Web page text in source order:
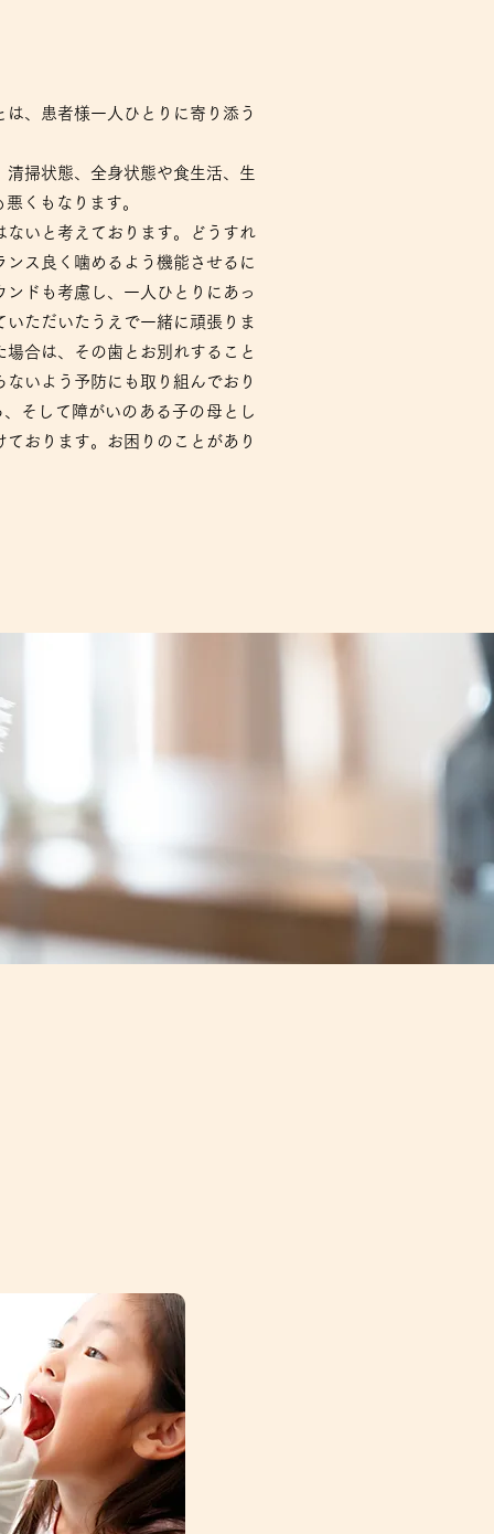
、患者様一人ひとりに寄り添う
掃状態、全身状態や食生活、生
くもなります。
いと考えております。どうすれ
ス良く噛めるよう機能させるに
ドも考慮し、一人ひとりにあっ
ただいたうえで一緒に頑張りま
合は、その歯とお別れすること
いよう予防にも取り組んでおり
そして障がいのある子の母とし
おります。お困りのことがあり